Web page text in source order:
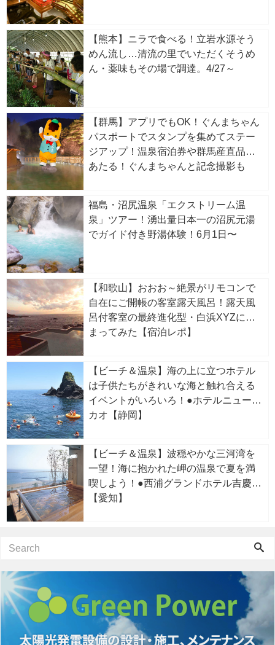
【熊本】ニラで食べる！立岩水源そう
めん流し…清流の里でいただくそうめ
ん・薬味もその場で調達。4/27～
【群馬】アプリでもOK！ぐんまちゃん
パスポートでスタンプを集めてステー
ジアップ！温泉宿泊券や群馬産直品が
あたる！ぐんまちゃんと記念撮影も
福島・沼尻温泉「エクストリーム温
泉」ツアー！湧出量日本一の沼尻元湯
でガイド付き野湯体験！6月1日〜
【和歌山】おおお～絶景がリモコンで
自在にご開帳の客室露天風呂！露天風
呂付客室の最終進化型・白浜XYZに泊
まってみた【宿泊レポ】
【ビーチ＆温泉】海の上に立つホテル
は子供たちがきれいな海と触れ合える
イベントがいろいろ！●ホテルニューア
カオ【静岡】
【ビーチ＆温泉】波穏やかな三河湾を
一望！海に抱かれた岬の温泉で夏を満
喫しよう！●西浦グランドホテル吉慶
【愛知】